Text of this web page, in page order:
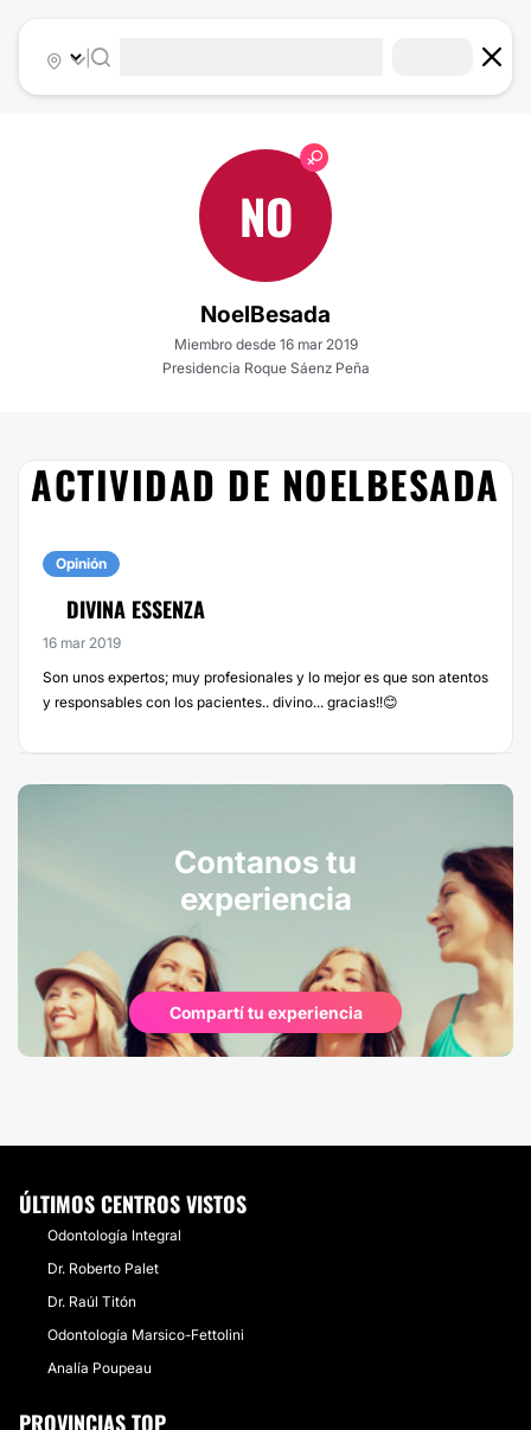
|
NO
NoelBesada
Miembro desde 16 mar 2019
Presidencia Roque Sáenz Peña
ACTIVIDAD DE NOELBESADA
Opinión
DIVINA ESSENZA
16 mar 2019
Son unos expertos; muy profesionales y lo mejor es que son atentos
y responsables con los pacientes.. divino... gracias!!😊
Contanos tu
experiencia
Compartí tu experiencia
ÚLTIMOS CENTROS VISTOS
Odontología Integral
Dr. Roberto Palet
Dr. Raúl Titón
Odontología Marsico-Fettolini
Analía Poupeau
PROVINCIAS TOP